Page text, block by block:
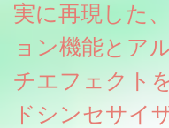
実に再現した
ョン機能とア
チエフェクト
ドシンセサイ